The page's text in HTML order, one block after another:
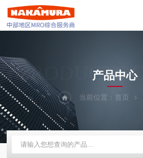
PRODUCTS
产品中心
当前位置： 首页